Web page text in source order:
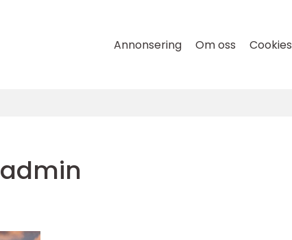
Annonsering Om oss Cookies
admin